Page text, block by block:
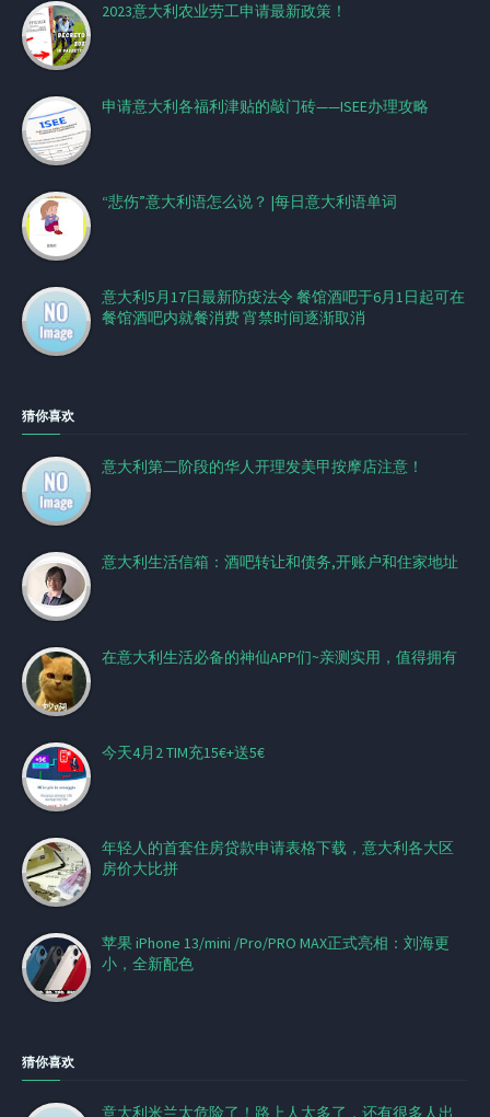
2023意大利农业劳工申请最新政策！
申请意大利各福利津贴的敲门砖——ISEE办理攻略
“悲伤”意大利语怎么说？ |每日意大利语单词
意大利5月17日最新防疫法令 餐馆酒吧于6月1日起可在
餐馆酒吧内就餐消费 宵禁时间逐渐取消
猜你喜欢
意大利第二阶段的华人开理发美甲按摩店注意！
意大利生活信箱：酒吧转让和债务,开账户和住家地址
在意大利生活必备的神仙APP们~亲测实用，值得拥有
今天4月2 TIM充15€+送5€
年轻人的首套住房贷款申请表格下载，意大利各大区
房价大比拼
苹果 iPhone 13/mini /Pro/PRO MAX正式亮相：刘海更
小，全新配色
猜你喜欢
意大利米兰太危险了！路上人太多了，还有很多人出